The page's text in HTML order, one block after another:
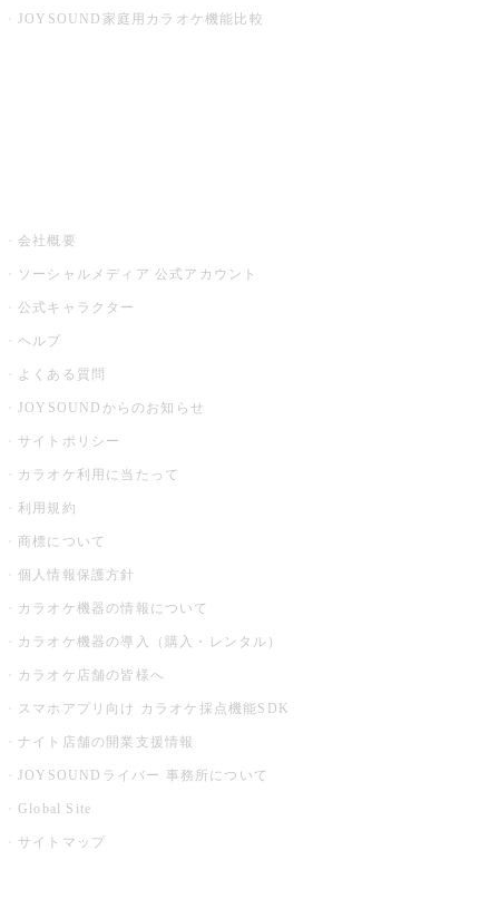
JOYSOUND家庭用カラオケ機能比較
会社概要
ソーシャルメディア 公式アカウント
公式キャラクター
ヘルプ
よくある質問
JOYSOUNDからのお知らせ
サイトポリシー
カラオケ利用に当たって
利用規約
商標について
個人情報保護方針
カラオケ機器の情報について
カラオケ機器の導入（購入・レンタル）
カラオケ店舗の皆様へ
スマホアプリ向け カラオケ採点機能SDK
ナイト店舗の開業支援情報
JOYSOUNDライバー 事務所について
Global Site
サイトマップ